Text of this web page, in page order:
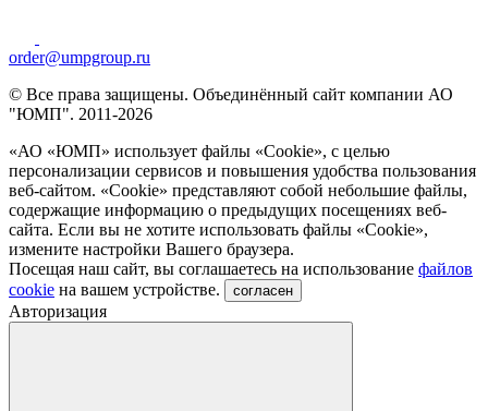
order@umpgroup.ru
© Все права защищены. Объединённый сайт компании АО
"ЮМП". 2011-2026
«АО «ЮМП» использует файлы «Сookie», с целью
персонализации сервисов и повышения удобства пользования
веб-сайтом. «Cookie» представляют собой небольшие файлы,
содержащие информацию о предыдущих посещениях веб-
сайта. Если вы не хотите использовать файлы «Сookie»,
измените настройки Вашего браузера.
Посещая наш сайт, вы соглашаетесь на использование файлов
cookie на вашем устройстве. согласен
Авторизация